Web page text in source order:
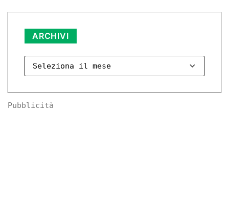
ARCHIVI
Pubblicità